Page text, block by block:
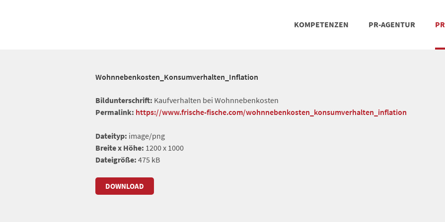
KOMPETENZEN PR-AGENTUR
Wohnnebenkosten_Konsumverhalten_Inflation
Bildunterschrift: Kaufverhalten bei Wohnnebenkosten
Permalink: https://www.frische-fische.com/wohnnebenkosten_konsumverhalten_inflation
Dateityp: image/png
Breite x Höhe: 1200 x 1000
Dateigröße: 475 kB
DOWNLOAD